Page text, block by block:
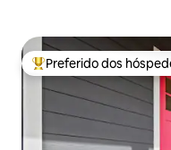
Entre os melhores
Preferido dos